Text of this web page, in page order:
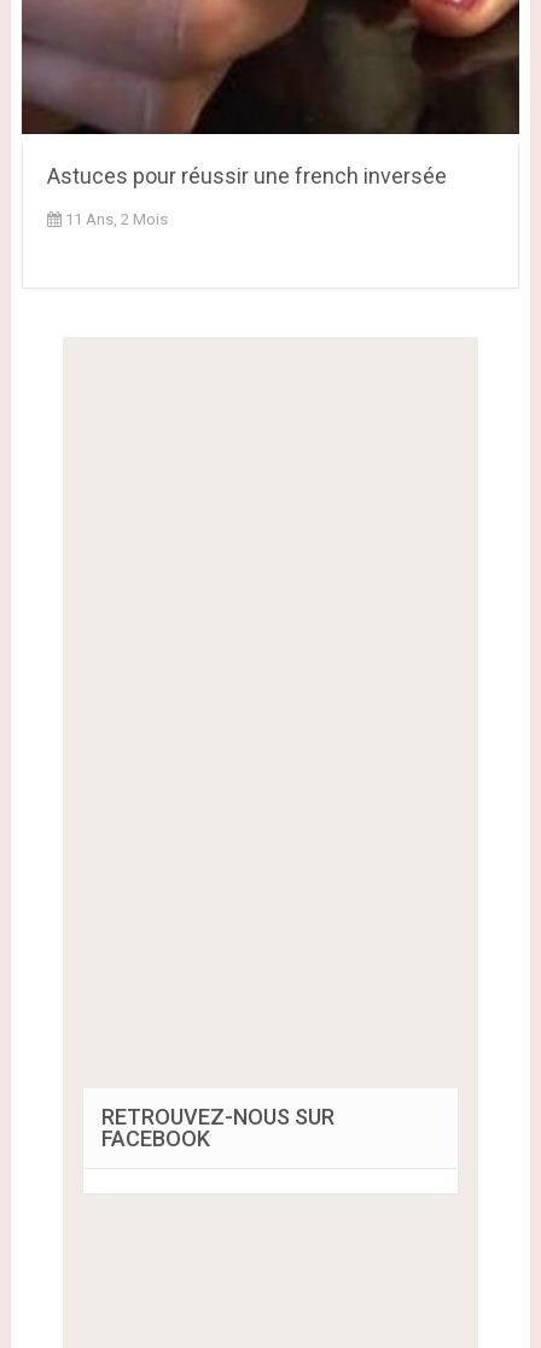
Astuces pour réussir une french inversée
11 Ans, 2 Mois
RETROUVEZ-NOUS SUR
FACEBOOK